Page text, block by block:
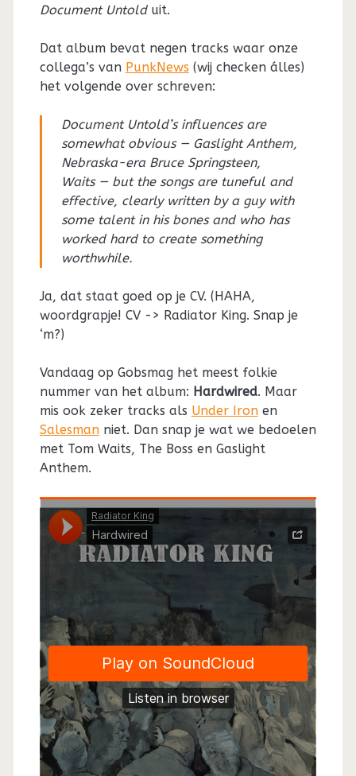
Document Untolduit.
Dat album bevat negen tracks waar onze
collega’s van PunkNews (wij checken álles)
het volgende over schreven:
Document Untold’s influences are
somewhat obvious — Gaslight Anthem,
Nebraska-era Bruce Springsteen,
Waits — but the songs are tuneful and
effective, clearly written by a guy with
some talent in his bones and who has
worked hard to create something
worthwhile.
Ja, dat staat goed op je CV. (HAHA,
woordgrapje! CV -> Radiator King. Snap je
‘m?)
Vandaag op Gobsmag het meest folkie
nummer van het album: Hardwired. Maar
mis ook zeker tracks als Under Ironen
Salesmanniet. Dan snap je wat we bedoelen
met Tom Waits, The Boss en Gaslight
Anthem.